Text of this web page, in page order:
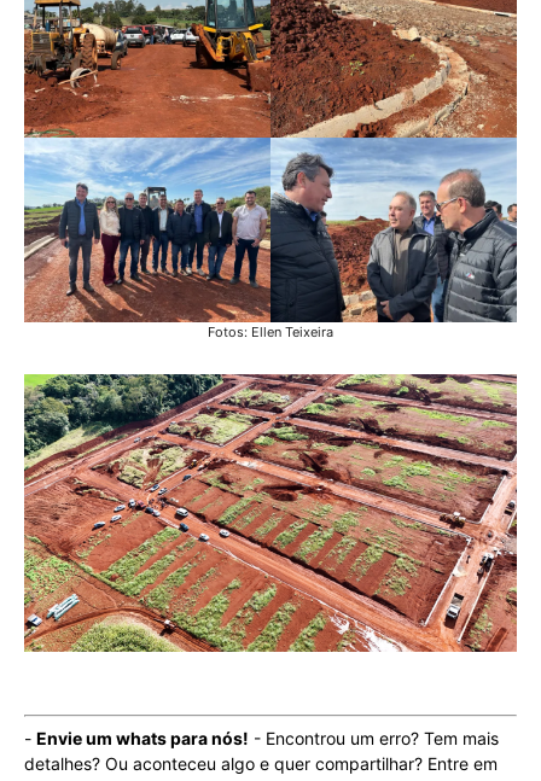
Fotos: Ellen Teixeira
- Envie um whats para nós! - Encontrou um erro? Tem mais
detalhes? Ou aconteceu algo e quer compartilhar? Entre em